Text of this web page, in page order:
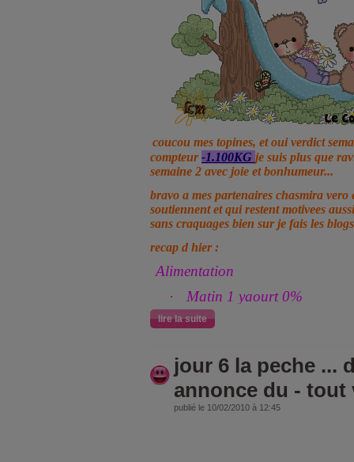
coucou mes topines, et oui verdict
compteur-1.100KG je suis plus que
semaine 2 avec joie et bonhumeur...
bravo a mes partenaires chasmira vero
soutiennent et qui restent motivees
sans craquages bien sur je fais les
recap d hier :
Alimentation
·
Matin 1 yaourt 0%
lire la suite
jour 6 la peche ...
annonce du - tout
publié le 10/02/2010 à 12:45